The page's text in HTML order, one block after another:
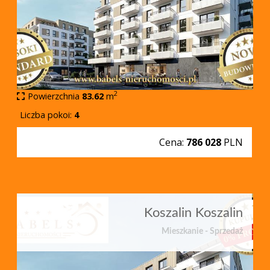
Powierzchnia 83.62 m2
Liczba pokoi: 4
Cena: 786 028 PLN
Koszalin Koszalin
Mieszkanie - Sprzedaż